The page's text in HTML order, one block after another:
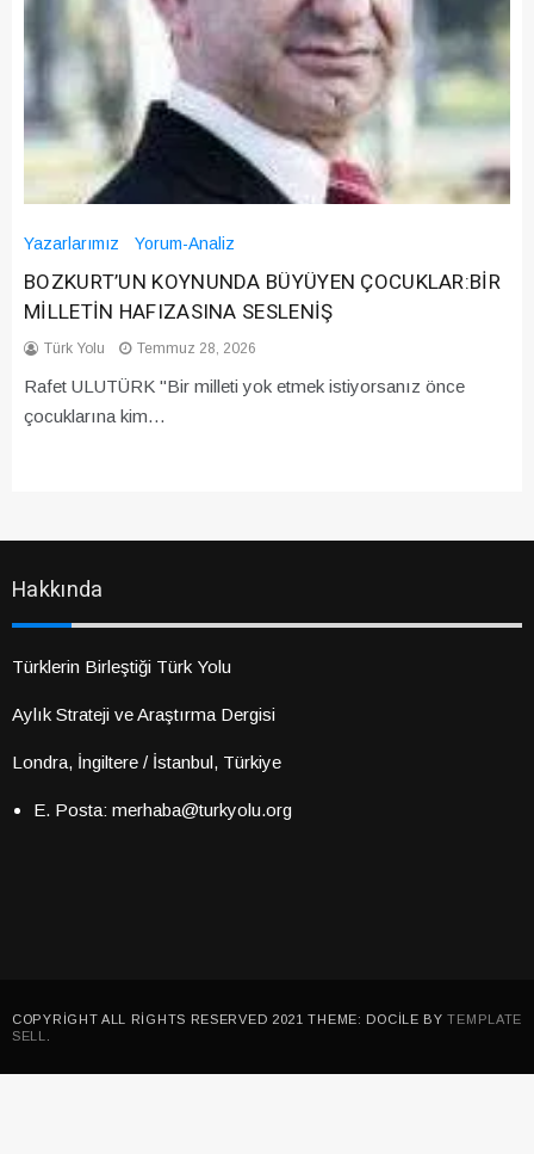
Yazarlarımız Yorum-Analiz
BOZKURT’UN KOYNUNDA BÜYÜYEN ÇOCUKLAR:BİR
MİLLETİN HAFIZASINA SESLENİŞ
Türk Yolu Temmuz 28, 2026
Rafet ULUTÜRK "Bir milleti yok etmek istiyorsanız önce
çocuklarına kim…
Hakkında
Türklerin Birleştiği Türk Yolu
Aylık Strateji ve Araştırma Dergisi
Londra, İngiltere / İstanbul, Türkiye
E. Posta: merhaba@turkyolu.org
COPYRIGHT ALL RIGHTS RESERVED 2021 THEME: DOCILE BYTEMPLATE
SELL